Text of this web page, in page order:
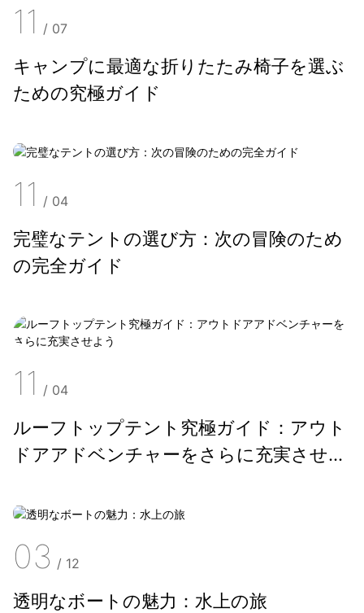
11 / 07
キャンプに最適な折りたたみ椅子を選ぶ
ための究極ガイド
11 / 04
完璧なテントの選び方：次の冒険のため
の完全ガイド
11 / 04
ルーフトップテント究極ガイド：アウト
ドアアドベンチャーをさらに充実させよ
03 / 12
透明なボートの魅力：水上の旅